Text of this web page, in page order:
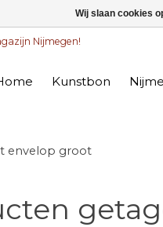
Nijmegen!
Kunstbon
envelop groot
Wij slaan cookies